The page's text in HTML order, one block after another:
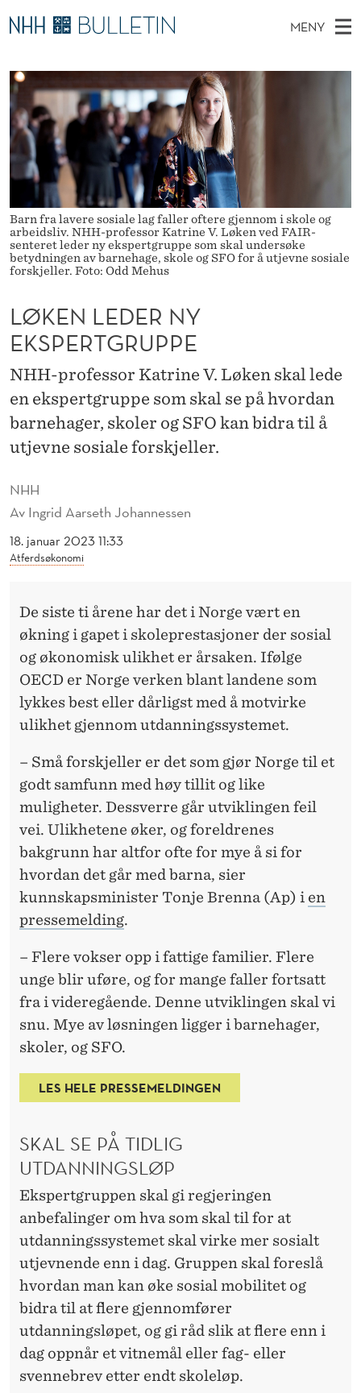
L
Ø
K
E
N
L
D
E
R
N
Y
E
K
S
P
E
R
T
MENY
O
V
E
D
M
N
Y
Ø
K
I
N
E
T
T
S
T
D
T
Stipendiater og nye forskerprofiler
Disputaser
Ekspertutvalg
Om Bulletin
Barn fra lavere sosiale lag faller oftere gjennom i skole og
arbeidsliv. NHH-professor Katrine V. Løken ved FAIR-
senteret leder ny ekspertgruppe som skal undersøke
betydningen av barnehage, skole og SFO for å utjevne sosiale
forskjeller. Foto: Odd Mehus
NHH
Av Ingrid Aarseth Johannessen
18. januar 2023 11:33
Atferdsøkonomi
LØKEN LEDER NY
EKSPERTGRUPPE
NHH-professor Katrine V. Løken skal lede
en ekspertgruppe som skal se på hvordan
barnehager, skoler og SFO kan bidra til å
utjevne sosiale forskjeller.
De siste ti årene har det i Norge vært en
økning i gapet i skoleprestasjoner der sosial
og økonomisk ulikhet er årsaken. Ifølge
OECD er Norge verken blant landene som
lykkes best eller dårligst med å motvirke
ulikhet gjennom utdanningssystemet.
– Små forskjeller er det som gjør Norge til et
godt samfunn med høy tillit og like
muligheter. Dessverre går utviklingen feil
vei. Ulikhetene øker, og foreldrenes
bakgrunn har altfor ofte for mye å si for
hvordan det går med barna, sier
kunnskapsminister Tonje Brenna (Ap) i en
pressemelding.
– Flere vokser opp i fattige familier. Flere
unge blir uføre, og for mange faller fortsatt
fra i videregående. Denne utviklingen skal vi
snu. Mye av løsningen ligger i barnehager,
skoler, og SFO.
LES HELE PRESSEMELDINGEN
SKAL SE PÅ TIDLIG
UTDANNINGSLØP
Ekspertgruppen skal gi regjeringen
anbefalinger om hva som skal til for at
utdanningssystemet skal virke mer sosialt
utjevnende enn i dag. Gruppen skal foreslå
hvordan man kan øke sosial mobilitet og
bidra til at flere gjennomfører
utdanningsløpet, og gi råd slik at flere enn i
dag oppnår et vitnemål eller fag- eller
svennebrev etter endt skoleløp.